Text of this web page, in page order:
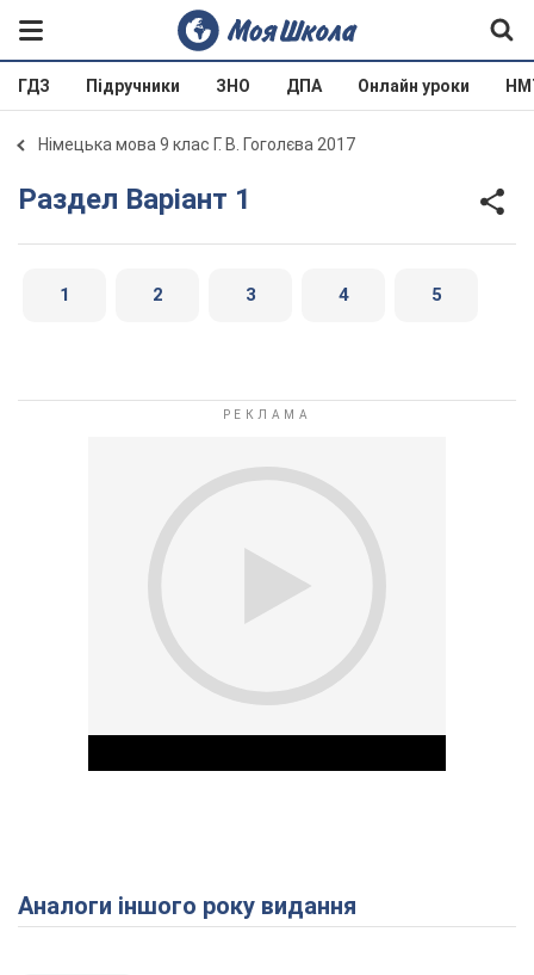
ГДЗ Підручники ЗНО ДПА Онлайн уроки
Німецька мова 9 клас Г. В. Гоголєва 2017
Раздел Варіант 1
1 2 3 4 5
Play Video
Аналоги іншого року видання